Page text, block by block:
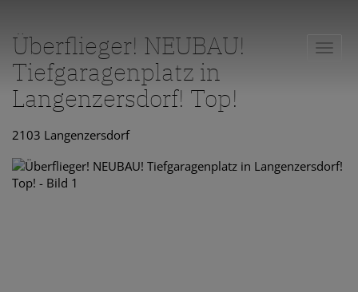
Überflieger! NEUBAU!
Tiefgaragenplatz in
Langenzersdorf! Top!
2103 Langenzersdorf